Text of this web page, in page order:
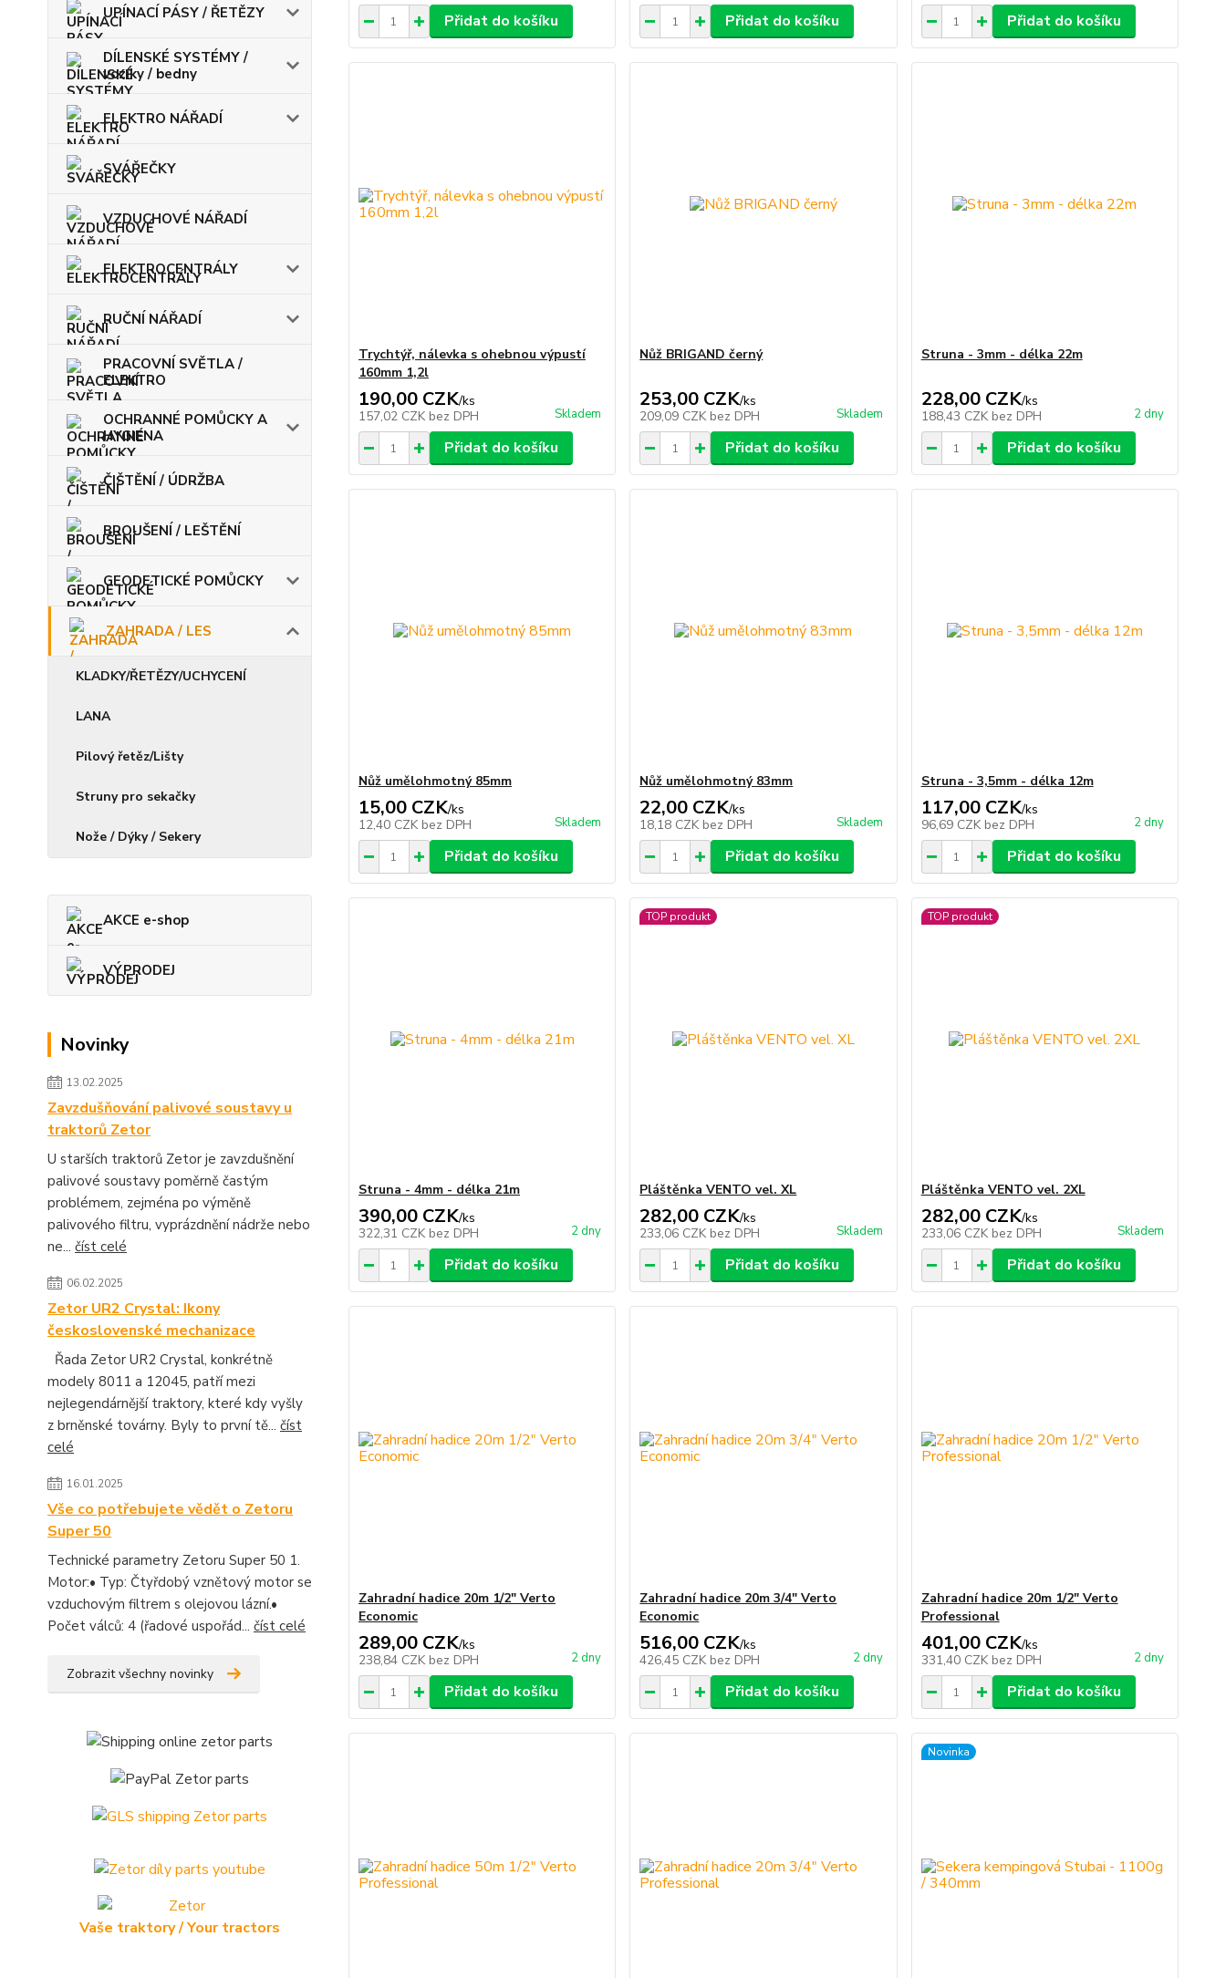
UPÍNACÍ PÁSY / ŘETĚZY
DÍLENSKÉ SYSTÉMY /
vozíky / bedny
ELEKTRO NÁŘADÍ
SVÁŘEČKY
VZDUCHOVÉ NÁŘADÍ
ELEKTROCENTRÁLY
RUČNÍ NÁŘADÍ
PRACOVNÍ SVĚTLA /
ELEKTRO
OCHRANNÉ POMŮCKY A
HYGIENA
ČIŠTĚNÍ / ÚDRŽBA
BROUŠENÍ / LEŠTĚNÍ
GEODETICKÉ POMŮCKY
ZAHRADA / LES
KLADKY/ŘETĚZY/UCHYCENÍ
LANA
Pilový řetěz/Lišty
Struny pro sekačky
Nože / Dýky / Sekery
AKCE e-shop
VÝPRODEJ
Novinky
13.02.2025
Zavzdušňování palivové soustavy u
traktorů Zetor
U starších traktorů Zetor je zavzdušnění
palivové soustavy poměrně častým
problémem, zejména po výměně
palivového filtru, vyprázdnění nádrže nebo
ne... číst celé
06.02.2025
Zetor UR2 Crystal: Ikony
československé mechanizace
Řada Zetor UR2 Crystal, konkrétně
modely 8011 a 12045, patří mezi
nejlegendárnější traktory, které kdy vyšly
z brněnské továrny. Byly to první tě... číst
celé
16.01.2025
Vše co potřebujete vědět o Zetoru
Super 50
Technické parametry Zetoru Super 50 1.
Motor:• Typ: Čtyřdobý vznětový motor se
vzduchovým filtrem s olejovou lázní.•
Počet válců: 4 (řadové uspořád... číst celé
Zobrazit všechny novinky
Vaše traktory / Your tractors
Přidat do košíku Přidat do košíku Přidat do košíku
Trychtýř, nálevka s ohebnou výpustí
160mm 1,2l
190,00 CZK/ks
157,02 CZK bez DPH Skladem
Přidat do košíku
Nůž BRIGAND černý
253,00 CZK/ks
209,09 CZK bez DPH Skladem
Přidat do košíku
Struna - 3mm - délka 22m
228,00 CZK/ks
188,43 CZK bez DPH 2 dny
Přidat do košíku
Nůž umělohmotný 85mm
15,00 CZK/ks
12,40 CZK bez DPH Skladem
Přidat do košíku
Nůž umělohmotný 83mm
22,00 CZK/ks
18,18 CZK bez DPH Skladem
Přidat do košíku
Struna - 3,5mm - délka 12m
117,00 CZK/ks
96,69 CZK bez DPH 2 dny
Přidat do košíku
Struna - 4mm - délka 21m
390,00 CZK/ks
322,31 CZK bez DPH 2 dny
Přidat do košíku
TOP produkt
Pláštěnka VENTO vel. XL
282,00 CZK/ks
233,06 CZK bez DPH Skladem
Přidat do košíku
TOP produkt
Pláštěnka VENTO vel. 2XL
282,00 CZK/ks
233,06 CZK bez DPH Skladem
Přidat do košíku
Zahradní hadice 20m 1/2" Verto
Economic
289,00 CZK/ks
238,84 CZK bez DPH 2 dny
Přidat do košíku
Zahradní hadice 20m 3/4" Verto
Economic
516,00 CZK/ks
426,45 CZK bez DPH 2 dny
Přidat do košíku
Zahradní hadice 20m 1/2" Verto
Professional
401,00 CZK/ks
331,40 CZK bez DPH 2 dny
Přidat do košíku
Novinka